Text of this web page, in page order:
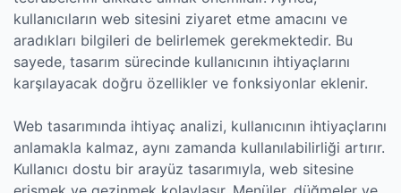
kullanıcıların web sitesini ziyaret etme amacını ve
aradıkları bilgileri de belirlemek gerekmektedir. Bu
sayede, tasarım sürecinde kullanıcının ihtiyaçlarını
karşılayacak doğru özellikler ve fonksiyonlar eklenir.
Web tasarımında ihtiyaç analizi, kullanıcının ihtiyaçlarını
anlamakla kalmaz, aynı zamanda kullanılabilirliği artırır.
Kullanıcı dostu bir arayüz tasarımıyla, web sitesine